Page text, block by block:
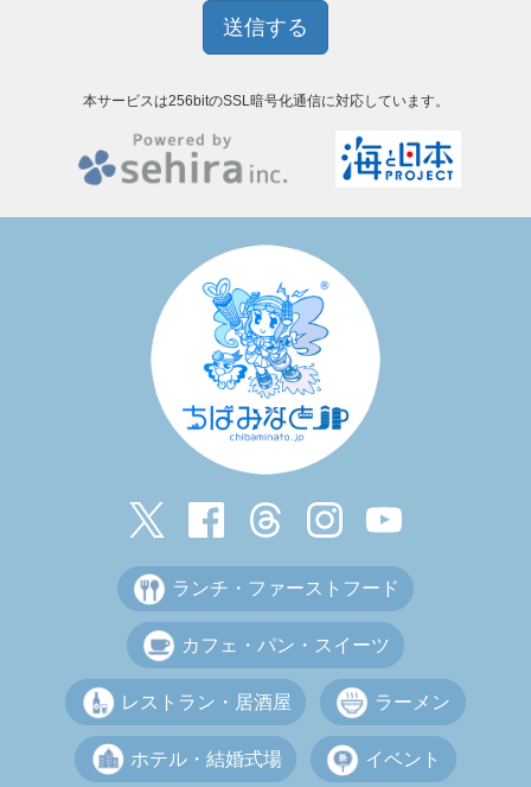
本サービスは256bitのSSL暗号化通信に対応しています。
ランチ・ファーストフード
カフェ・パン・スイーツ
レストラン・居酒屋 ラーメン
ホテル・結婚式場 イベント